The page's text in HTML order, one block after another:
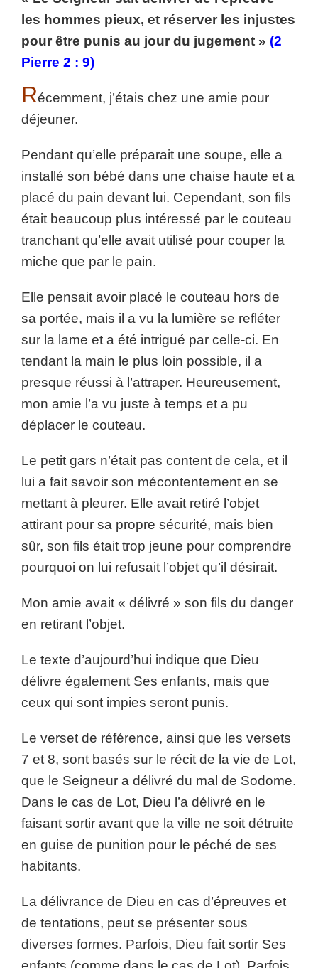
les hommes pieux, et réserver les injustes
pour être punis au jour du jugement » (2
Pierre 2 : 9)
Récemment, j’étais chez une amie pour
déjeuner.
Pendant qu’elle préparait une soupe, elle a
installé son bébé dans une chaise haute et a
placé du pain devant lui. Cependant, son fils
était beaucoup plus intéressé par le couteau
tranchant qu’elle avait utilisé pour couper la
miche que par le pain.
Elle pensait avoir placé le couteau hors de
sa portée, mais il a vu la lumière se refléter
sur la lame et a été intrigué par celle-ci. En
tendant la main le plus loin possible, il a
presque réussi à l’attraper. Heureusement,
mon amie l’a vu juste à temps et a pu
déplacer le couteau.
Le petit gars n’était pas content de cela, et il
lui a fait savoir son mécontentement en se
mettant à pleurer. Elle avait retiré l’objet
attirant pour sa propre sécurité, mais bien
sûr, son fils était trop jeune pour comprendre
pourquoi on lui refusait l’objet qu’il désirait.
Mon amie avait « délivré » son fils du danger
en retirant l’objet.
Le texte d’aujourd’hui indique que Dieu
délivre également Ses enfants, mais que
ceux qui sont impies seront punis.
Le verset de référence, ainsi que les versets
7 et 8, sont basés sur le récit de la vie de Lot,
que le Seigneur a délivré du mal de Sodome.
Dans le cas de Lot, Dieu l’a délivré en le
faisant sortir avant que la ville ne soit détruite
en guise de punition pour le péché de ses
habitants.
La délivrance de Dieu en cas d’épreuves et
de tentations, peut se présenter sous
diverses formes. Parfois, Dieu fait sortir Ses